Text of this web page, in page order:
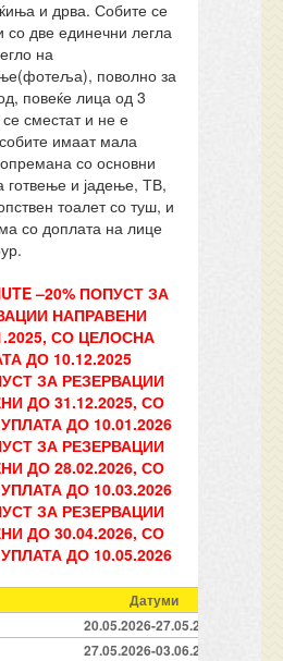
и дрва. Собите се
со две единечни легла
на
поволно за
повеќе лица од 3
сместат и не е
имаат мала
опремана со основни
готвење и јадење, ТВ,
тоалет со туш, и
со доплата на лице
–20% ПОПУСТ ЗА
НАПРАВЕНИ
.2025, СО ЦЕЛОСНА
ДО 10.12.2025
ЗА РЕЗЕРВАЦИИ
ДО 31.12.2025, СО
ДО 10.01.2026
ЗА РЕЗЕРВАЦИИ
ДО 28.02.2026, СО
ДО 10.03.2026
ЗА РЕЗЕРВАЦИИ
ДО 30.04.2026, СО
ДО 10.05.2026
Датуми
20.05.2026-27.05.2026
27.05.2026-03.06.2026